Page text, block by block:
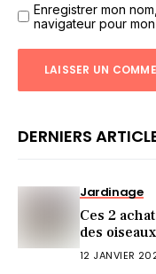
Enregistrer mon
navigateur pour
DERNIERS
Jardinage
Ces 2
des
pas)
12 JANVIER